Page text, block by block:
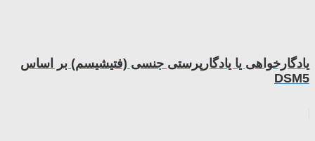
یادگارخواهی یا یادگارپرستی جنسی (فتیشیسم) بر اساس
DSM5